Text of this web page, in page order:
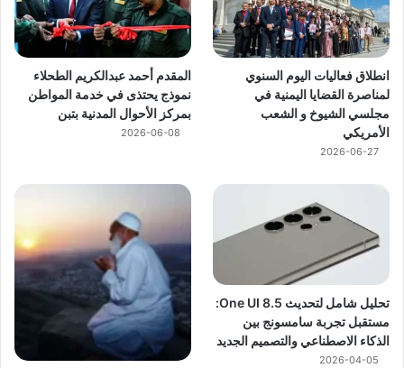
انطلاق فعاليات اليوم السنوي
لمناصرة القضايا اليمنية في
مجلسي الشيوخ و الشعب
الأمريكي
2026-06-27
المقدم أحمد عبدالكريم الطحلاء
نموذج يحتذى في خدمة المواطن
بمركز الأحوال المدنية بتبن
2026-06-08
تحليل شامل لتحديث One UI 8.5:
مستقبل تجربة سامسونج بين
الذكاء الاصطناعي والتصميم الجديد
2026-04-05